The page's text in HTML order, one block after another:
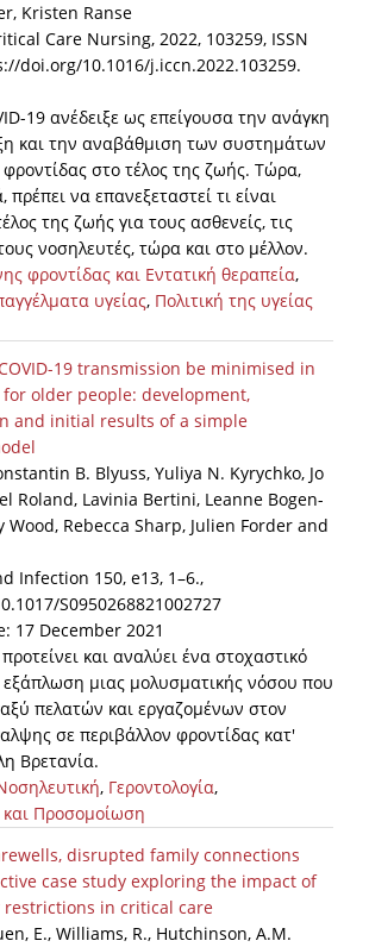
Kristen Ranse
Care Nursing, 2022, 103259, ISSN
doi.org/10.1016/j.iccn.2022.103259.
19 ανέδειξε ως επείγουσα την ανάγκη
και την αναβάθμιση των συστημάτων
στο τέλος της ζωής. Τώρα,
να επανεξεταστεί τι είναι
της ζωής για τους ασθενείς, τις
νοσηλευτές, τώρα και στο μέλλον.
φροντίδας και Εντατική θεραπεία,
υγείας, Πολιτική της υγείας
19 transmission be minimised in
older people: development,
and initial results of a simple
B. Blyuss, Yuliya N. Kyrychko, Jo
Roland, Lavinia Bertini, Leanne Bogen-
Wood, Rebecca Sharp, Julien Forder and
Infection 150, e13, 1–6.,
S0950268821002727
17 December 2021
και αναλύει ένα στοχαστικό
εξάπλωση μιας μολυσματικής νόσου που
πελατών και εργαζομένων στον
σε περιβάλλον φροντίδας κατ'
Βρετανία.
, Γεροντολογία,
Προσομοίωση
disrupted family connections
case study exploring the impact of
restrictions in critical care
E., Williams, R., Hutchinson, A.M.